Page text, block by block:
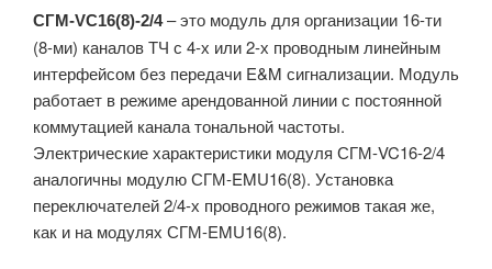
СГМ-VC16(8)-2/4– это модуль для организации 16-ти
(8-ми) каналов ТЧ с 4-х или 2-х проводным линейным
интерфейсом без передачи E&M сигнализации. Модуль
работает в режиме арендованной линии с постоянной
коммутацией канала тональной частоты.
Электрические характеристики модуля СГМ-VC16-2/4
аналогичны модулю СГМ-EMU16(8). Установка
переключателей 2/4-х проводного режимов такая же,
как и на модулях СГМ-EMU16(8).